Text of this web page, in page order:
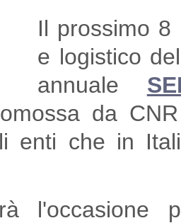
Il prossimo 8
e logistico
annuale
da
enti che in
l'occasione